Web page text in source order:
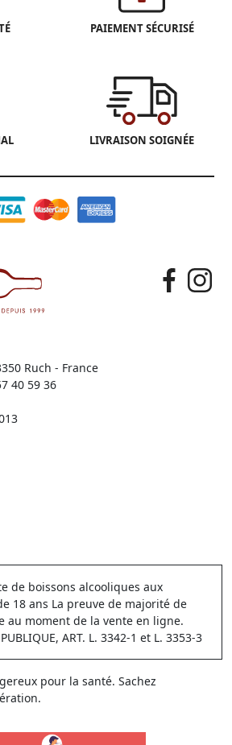
PAIEMENT SÉCURISÉ
LIVRAISON SOIGNÉE
Ruch - France
40 59 36
de boissons alcooliques aux
18 ans La preuve de majorité de
au moment de la vente en ligne.
ART. L. 3342-1 et L. 3353-3
pour la santé. Sachez